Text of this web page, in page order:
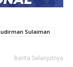
Sulaiman
Berita Selanjutnya